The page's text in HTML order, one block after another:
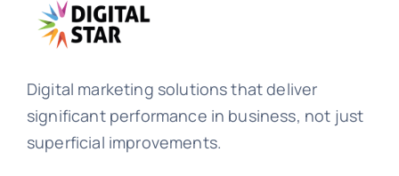
Digital marketing solutions that deliver
significant performance in business, not just
superficial improvements.